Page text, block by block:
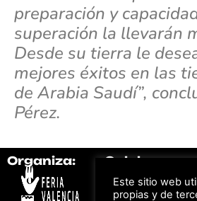
preparación y
superación la llevarán
Desde su tierra le
mejores éxitos en las
de Arabia Saudí”,
Pérez.
Organiza: Colabora:
Este sitio web
propias y de